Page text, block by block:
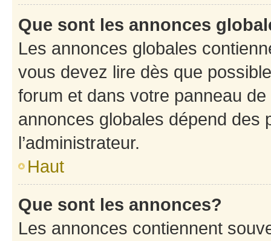
Que sont les annonces
Les annonces globales
vous devez lire dès que
forum et dans votre panneau
annonces globales dépend des
l’administrateur.
Haut
Que sont les annonces?
Les annonces contiennent